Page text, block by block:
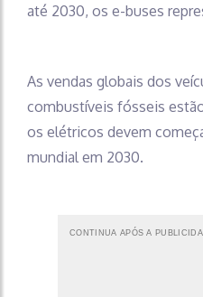
até 2030, os e-buses
As vendas globais dos
combustíveis fósseis
os elétricos devem
mundial em 2030.
CONTINUA APÓS A